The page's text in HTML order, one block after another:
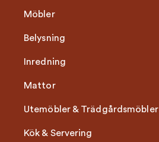
Möbler
Belysning
Inredning
Mattor
Utemöbler & Trädgårdsmöbler
Kök & Servering